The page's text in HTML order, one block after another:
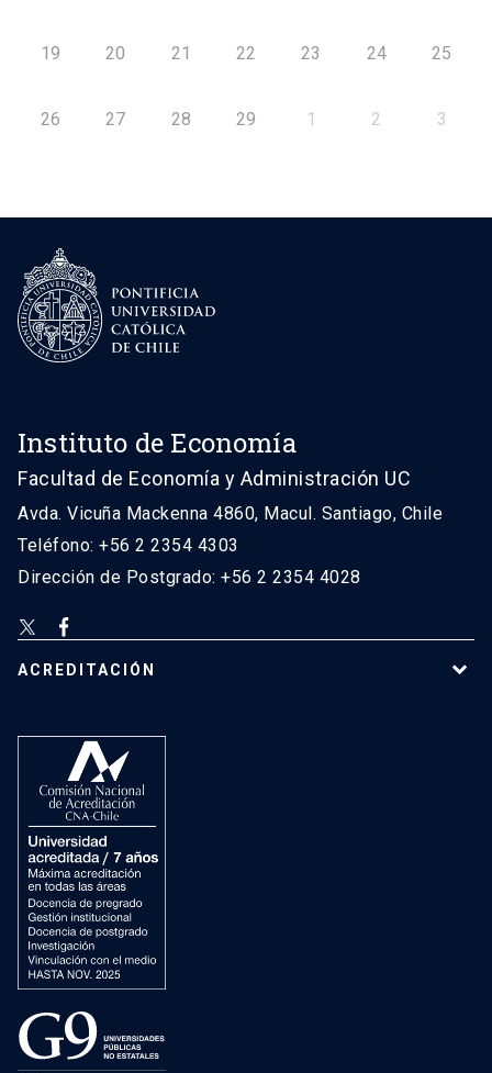
19 20 21 22 23 24 25
26 27 28 29 1 2 3
Instituto de Economía
Facultad de Economía y Administración UC
Avda. Vicuña Mackenna 4860, Macul. Santiago, Chile
Teléfono: +56 2 2354 4303
Dirección de Postgrado: +56 2 2354 4028
ACREDITACIÓN